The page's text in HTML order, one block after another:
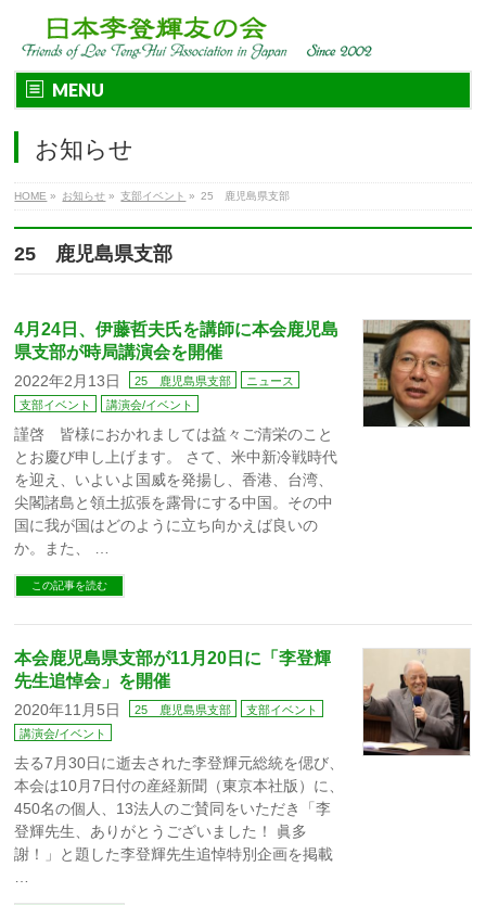
MENU
お知らせ
HOME » お知らせ » 支部イベント » 25 鹿児島県支部
25 鹿児島県支部
4月24日、伊藤哲夫氏を講師に本会鹿児島
県支部が時局講演会を開催
2022年2月13日 25 鹿児島県支部
ニュース
支部イベント
講演会/イベント
謹啓 皆様におかれましては益々ご清栄のこと
とお慶び申し上げます。 さて、米中新冷戦時代
を迎え、いよいよ国威を発揚し、香港、台湾、
尖閣諸島と領土拡張を露骨にする中国。その中
国に我が国はどのように立ち向かえば良いの
か。また、 …
この記事を読む
本会鹿児島県支部が11月20日に「李登輝
先生追悼会」を開催
2020年11月5日 25 鹿児島県支部
支部イベント
講演会/イベント
去る7月30日に逝去された李登輝元総統を偲び、
本会は10月7日付の産経新聞（東京本社版）に、
450名の個人、13法人のご賛同をいただき「李
登輝先生、ありがとうございました！ 眞多
謝！」と題した李登輝先生追悼特別企画を掲載